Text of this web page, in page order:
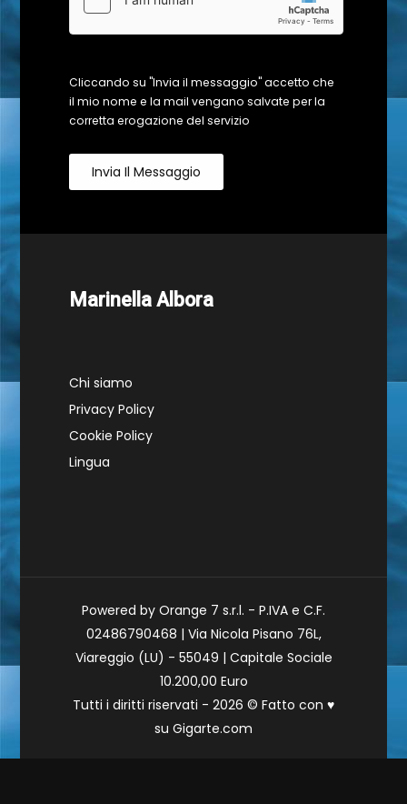
Cliccando su "Invia il messaggio" accetto che
il mio nome e la mail vengano salvate per la
corretta erogazione del servizio
Invia Il Messaggio
Marinella Albora
Chi siamo
Privacy Policy
Cookie Policy
Lingua
Powered by Orange 7 s.r.l. - P.IVA e C.F.
02486790468 | Via Nicola Pisano 76L,
Viareggio (LU) - 55049 | Capitale Sociale
10.200,00 Euro
Tutti i diritti riservati - 2026 © Fatto con ♥
su Gigarte.com